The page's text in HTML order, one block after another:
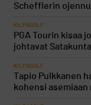
Schefflerin
KILPAGOLF
PGA Tourin kisaa
johtavat
KILPAGOLF
Tapio Pulkkanen
kohensi